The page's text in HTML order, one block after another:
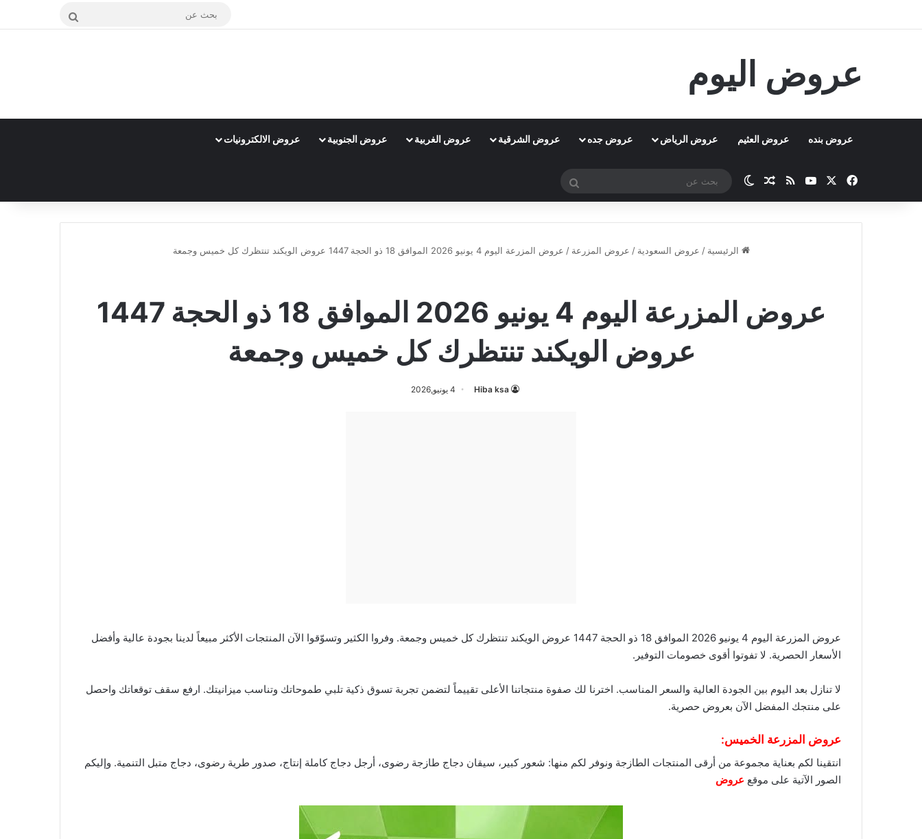
بحث
عروض اليوم
عروض بنده عروض العثيم عروض الرياض عروض جده عروض الشرقية عروض الغربية عروض الجنوبية عروض الالكترونيات
فيسبوك ‫YouTubeملخص الموقع RSS
مقال عشوائي
الوضع المظلم
بحث
الرئيسية / عروض السعودية / عروض المزرعة / عروض المزرعة اليوم 4 يونيو 2026 الموافق 18 ذو الحجة 1447 عروض الويكند تنتظرك كل خميس وجمعة
عروض المزرعة اليوم 4 يونيو 2026 الموافق 18 ذو الحجة 1447
عروض الويكند تنتظرك كل خميس وجمعة
Hiba ksa 4 يونيو,2026
عروض المزرعة اليوم 4 يونيو 2026 الموافق 18 ذو الحجة 1447 عروض الويكند تنتظرك كل خميس وجمعة. وفروا الكثير وتسوّقوا الآن المنتجات الأكثر مبيعاً لدينا بجودة عالية وأفضل
الأسعار الحصرية. لا تفوتوا أقوى خصومات التوفير.
لا تنازل بعد اليوم بين الجودة العالية والسعر المناسب. اخترنا لك صفوة منتجاتنا الأعلى تقييماً لتضمن تجربة تسوق ذكية تلبي طموحاتك وتناسب ميزانيتك. ارفع سقف توقعاتك واحصل
على منتجك المفضل الآن بعروض حصرية.
عروض المزرعة الخميس:
انتقينا لكم بعناية مجموعة من أرقى المنتجات الطازجة ونوفر لكم منها: شعور كبير، سيقان دجاج طازجة رضوى، أرجل دجاج كاملة إنتاج، صدور طرية رضوى، دجاج متبل التنمية. وإليكم
الصور الآتية على موقع عروض